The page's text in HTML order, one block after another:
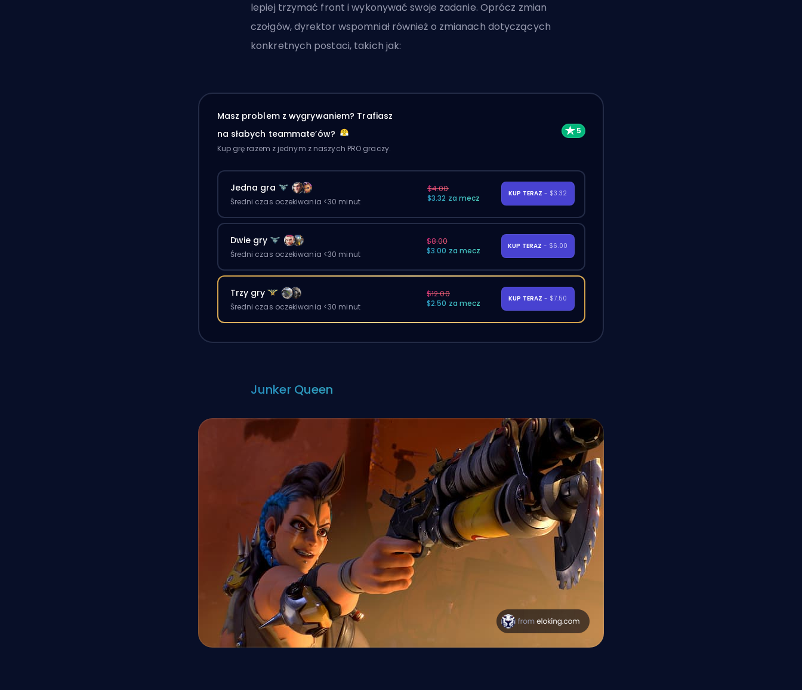
lepiej trzymać front i wykonywać swoje zadanie. Oprócz zmian
czołgów, dyrektor wspomniał również o zmianach dotyczących
konkretnych postaci, takich jak:
Masz problem z wygrywaniem? Trafiasz
na słabych teammate’ów?
Kup grę razem z jednym z naszych PRO graczy.
Jedna gra
Średni czas oczekiwania <30 minut
$4.00
$3.32 za mecz
KUP TERAZ - $3.32
Dwie gry
Średni czas oczekiwania <30 minut
$8.00
$3.00 za mecz
KUP TERAZ - $6.00
Trzy gry
Średni czas oczekiwania <30 minut
$12.00
$2.50 za mecz
KUP TERAZ - $7.50
Junker Queen